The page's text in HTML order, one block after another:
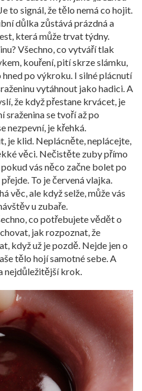
to signál, že tělo nemá co hojit.
důlka zůstává prázdná a
která může trvat týdny.
Všechno, co vytváří tlak
kouření, pití skrze slámku,
po výkroku. I silné plácnutí
vytáhnout jako hadici. A
že když přestane krvácet, je
sraženina se tvoří až po
nezpevní, je křehká.
je klid. Neplácněte, neplácejte,
věci. Nečistěte zuby přímo
vás něco začne bolet po
To je červená vlajka.
věc, ale když selže, může vás
u zubaře.
co potřebujete vědět o
jak rozpoznat, že
když už je pozdě. Nejde jen o
tělo hojí samotné sebe. A
nejdůležitější krok.